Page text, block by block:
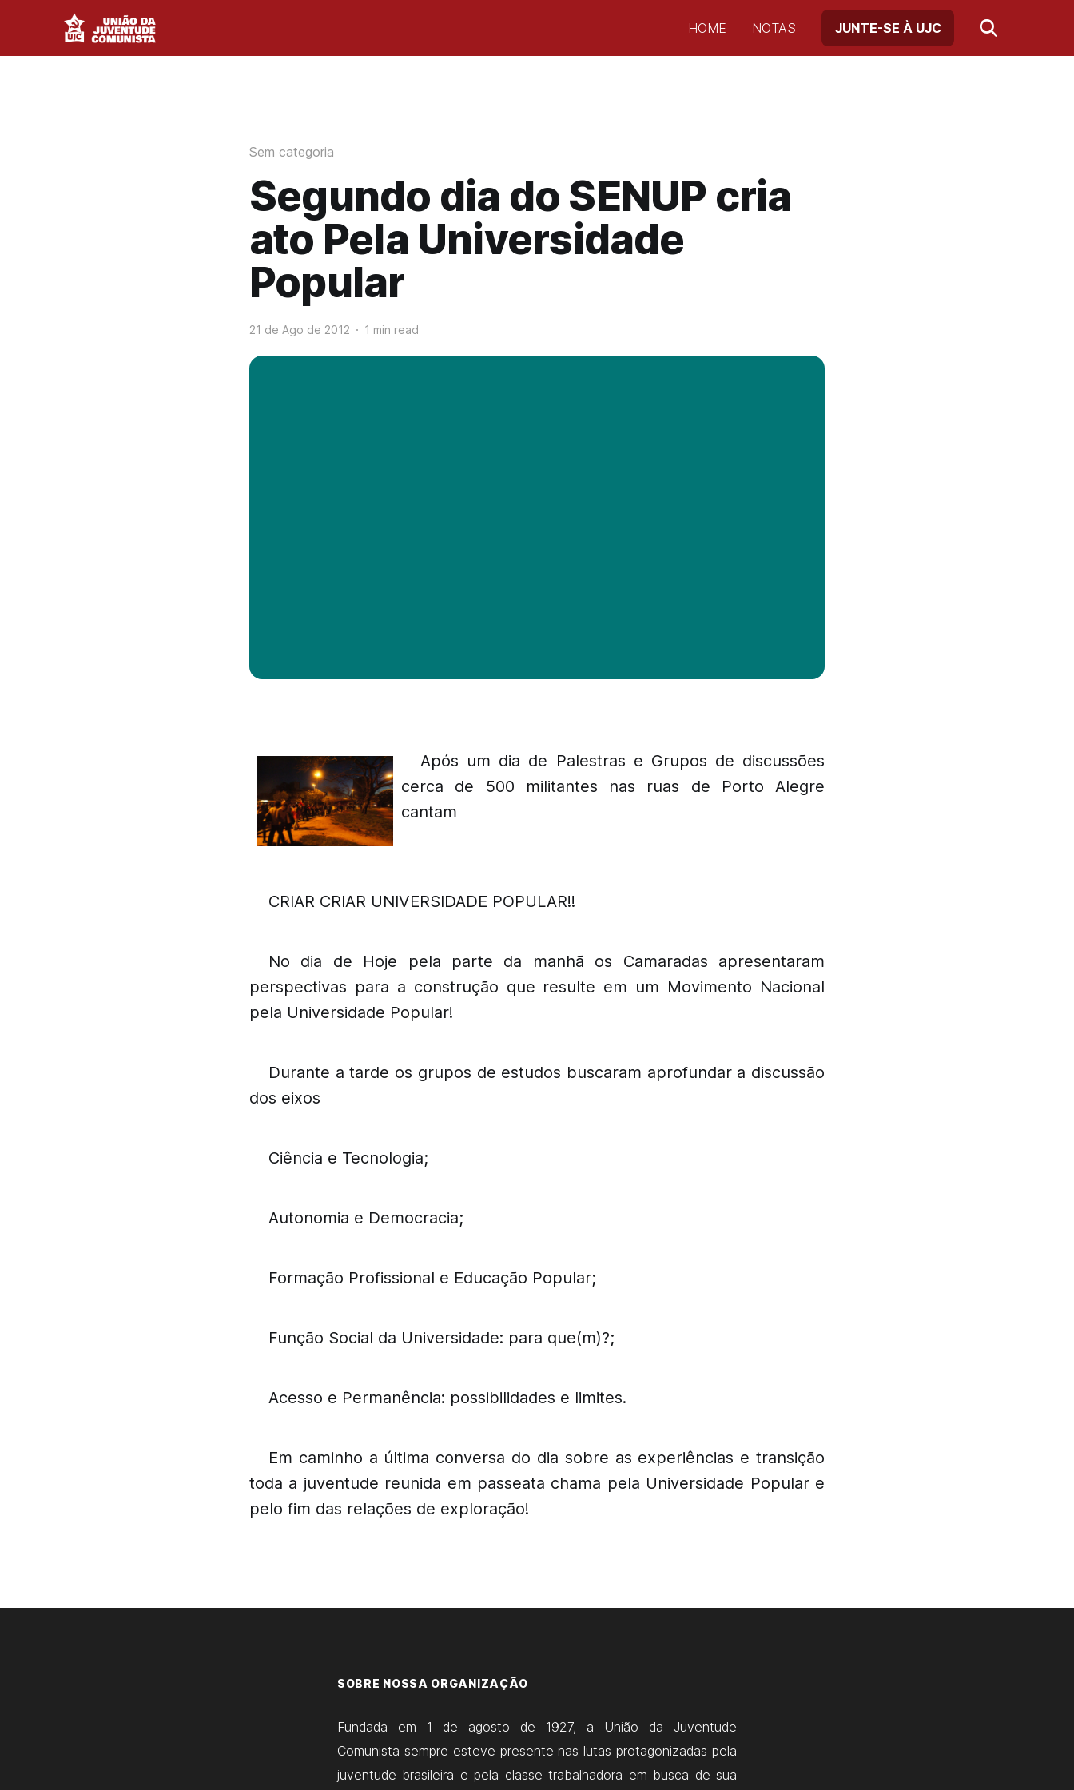
HOME NOTAS JUNTE-SE À UJC
Sem categoria
Segundo dia do SENUP cria
ato Pela Universidade
Popular
21 de Ago de 2012 1 min read
Após um dia de Palestras e Grupos de discussões
cerca de 500 militantes nas ruas de Porto Alegre
cantam
CRIAR CRIAR UNIVERSIDADE POPULAR!!
No dia de Hoje pela parte da manhã os Camaradas apresentaram
perspectivas para a construção que resulte em um Movimento Nacional
pela Universidade Popular!
Durante a tarde os grupos de estudos buscaram aprofundar a discussão
dos eixos
Ciência e Tecnologia;
Autonomia e Democracia;
Formação Profissional e Educação Popular;
Função Social da Universidade: para que(m)?;
Acesso e Permanência: possibilidades e limites.
Em caminho a última conversa do dia sobre as experiências e transição
toda a juventude reunida em passeata chama pela Universidade Popular e
pelo fim das relações de exploração!
SOBRE NOSSA ORGANIZAÇÃO
Fundada em 1 de agosto de 1927, a União da Juventude
Comunista sempre esteve presente nas lutas protagonizadas pela
juventude brasileira e pela classe trabalhadora em busca de sua